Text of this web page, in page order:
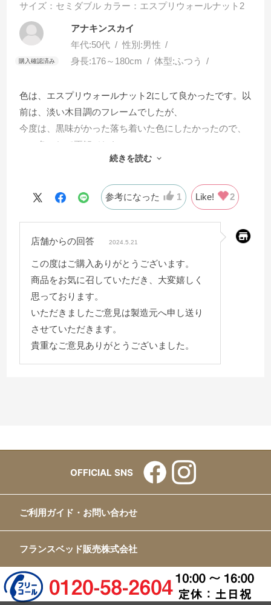
サイズ：セミダブル カラー：エスプリウォールナット2
アナキンスカイ
年代:50代 性別:男性
身長:176～180cm 体型:ふつう
色は、エスプリウォールナット2にして良かったです。以
前は、淡い木目調のフレームでしたが、
今度は、黒味がかった落ち着いた色にしたかったので、
この色にして正解でした。
ホ、目覚まし時計、ナイトガード、蚊取り
少し難点が、マットレスがエアウィーヴマットレスなん
ですが、すのこの板がツルツルしていて
マットレスが滑って少し動いてしまうのが、難点です。
続きを読む
参考になった 1 Like! 2
店舗からの回答 2024.5.21
この度はご購入ありがとうございます。
商品をお気に召していただき、大変嬉しく
思っております。
いただきましたご意見は製造元へ申し送り
させていただきます。
貴重なご意見ありがとうございました。
OFFICIAL SNS
ご利用ガイド・お問い合わせ
フランスベッド販売株式会社